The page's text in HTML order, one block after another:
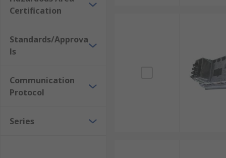
Certification
Standards/Approva
ls
Communication
Protocol
Series